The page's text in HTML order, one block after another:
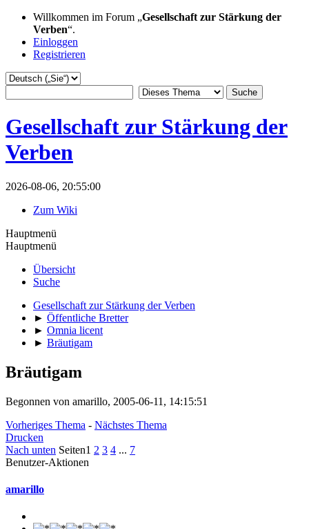
Willkommen im Forum „Gesellschaft zur Stärkung der
Verben“.
Einloggen
Registrieren
Gesellschaft zur Stärkung der
Verben
2026-08-06, 20:55:00
Zum Wiki
Hauptmenü
Hauptmenü
Übersicht
Suche
Gesellschaft zur Stärkung der Verben
► Öffentliche Bretter
► Omnia licent
► Bräutigam
Bräutigam
Begonnen von amarillo, 2005-06-11, 14:15:51
Vorheriges Thema - Nächstes Thema
Drucken
Nach unten Seiten1 2 3 4 ... 7
Benutzer-Aktionen
amarillo